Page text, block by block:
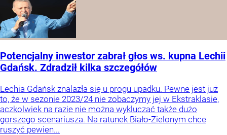
Potencjalny inwestor zabrał głos ws. kupna Lechii
Gdańsk. Zdradził kilka szczegółów
Lechia Gdańsk znalazła się u progu upadku. Pewne jest już
to, że w sezonie 2023/24 nie zobaczymy jej w Ekstraklasie,
aczkolwiek na razie nie można wykluczać także dużo
gorszego scenariusza. Na ratunek Biało-Zielonym chce
ruszyć pewien...